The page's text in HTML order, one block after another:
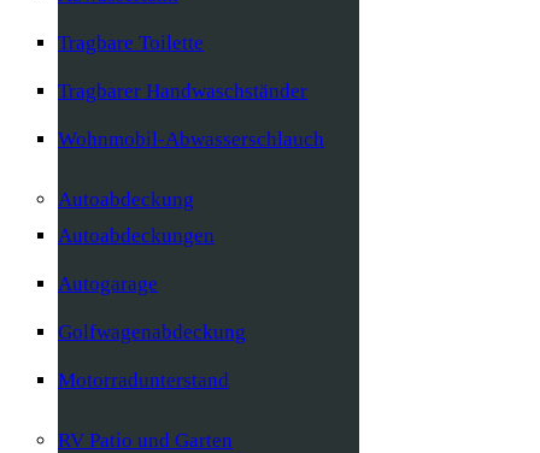
Tragbare Toilette
Tragbarer Handwaschständer
Wohnmobil-Abwasserschlauch
Autoabdeckung
Autoabdeckungen
Autogarage
Golfwagenabdeckung
Motorradunterstand
RV Patio und Garten